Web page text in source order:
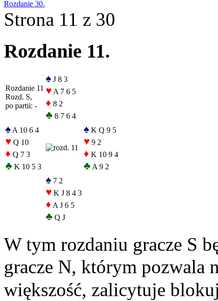
Rozdanie 30.
Strona 11 z 30
Rozdanie 11.
Rozdanie 11
Rozd. S,
po partii: -
♠ J 8 3
♥ A 7 6 5
♦ 8 2
♣ 8 7 6 4
♠ A 10 6 4
♥ Q 10
♦ Q 7 3
♣ K 10 5 3
♠ K Q 9 5
♥ 9 2
♦ K 10 9 4
♣ A 9 2
♠ 7 2
♥ K J 8 4 3
♦ A J 6 5
♣ Q J
W tym rozdaniu gracze S
gracze N, którym pozwala
większość, zalicytuje